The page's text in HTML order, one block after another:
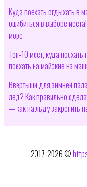
Куда поехать отдыхать в
ошибиться в выборе
море
Топ-10 мест, куда
поехать на майские на
Ввертыши для зимней
лед? Как правильно
— как на льду закрепить
2017-2026 ©